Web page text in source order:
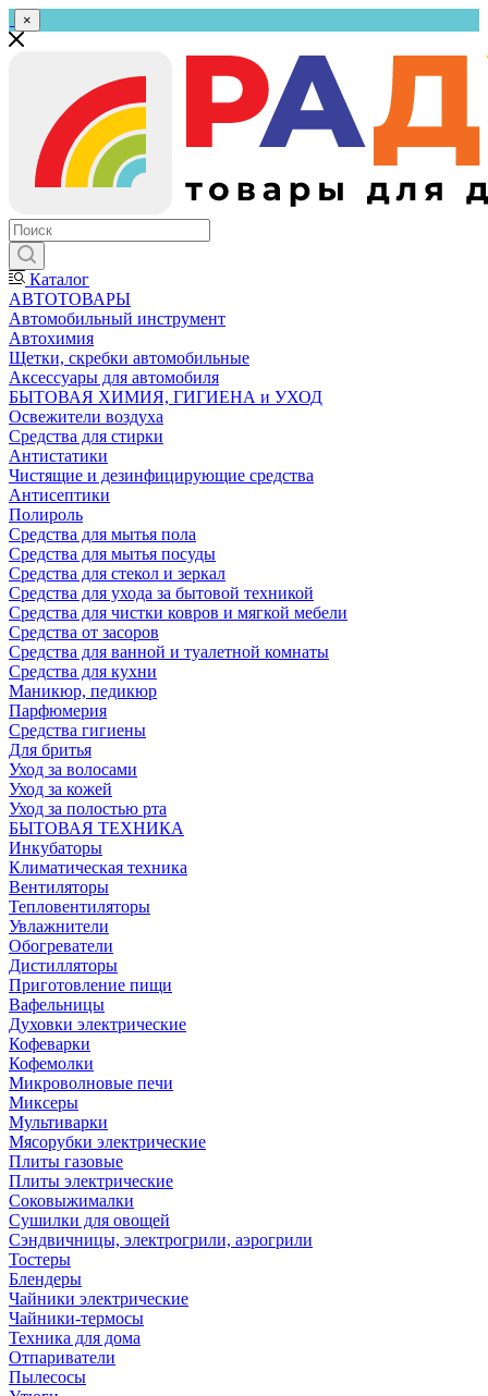
×
Каталог
АВТОТОВАРЫ
Автомобильный инструмент
Автохимия
Щетки, скребки автомобильные
Аксессуары для автомобиля
БЫТОВАЯ ХИМИЯ, ГИГИЕНА и УХОД
Освежители воздуха
Средства для стирки
Антистатики
Чистящие и дезинфицирующие средства
Антисептики
Полироль
Средства для мытья пола
Средства для мытья посуды
Средства для стекол и зеркал
Средства для ухода за бытовой техникой
Средства для чистки ковров и мягкой мебели
Средства от засоров
Средства для ванной и туалетной комнаты
Средства для кухни
Маникюр, педикюр
Парфюмерия
Средства гигиены
Для бритья
Уход за волосами
Уход за кожей
Уход за полостью рта
БЫТОВАЯ ТЕХНИКА
Инкубаторы
Климатическая техника
Вентиляторы
Тепловентиляторы
Увлажнители
Обогреватели
Дистилляторы
Приготовление пищи
Вафельницы
Духовки электрические
Кофеварки
Кофемолки
Микроволновые печи
Миксеры
Мультиварки
Мясорубки электрические
Плиты газовые
Плиты электрические
Соковыжималки
Сушилки для овощей
Сэндвичницы, электрогрили, аэрогрили
Тостеры
Блендеры
Чайники электрические
Чайники-термосы
Техника для дома
Отпариватели
Пылесосы